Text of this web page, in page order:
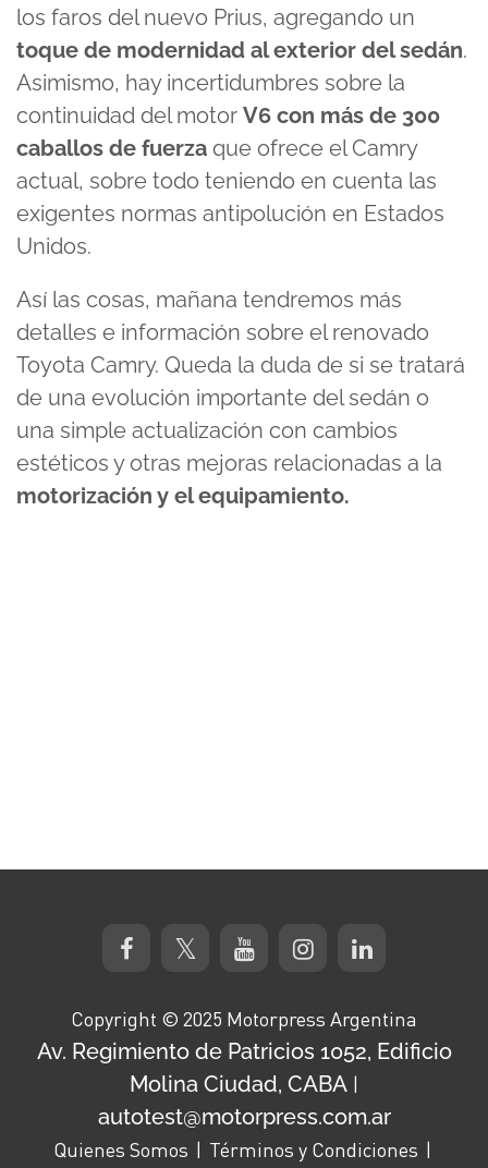
los faros del nuevo Prius, agregando un
toque de modernidad al exterior del sedán.
Asimismo, hay incertidumbres sobre la
continuidad del motor V6 con más de 300
caballos de fuerza que ofrece el Camry
actual, sobre todo teniendo en cuenta las
exigentes normas antipolución en Estados
Unidos.
Así las cosas, mañana tendremos más
detalles e información sobre el renovado
Toyota Camry. Queda la duda de si se tratará
de una evolución importante del sedán o
una simple actualización con cambios
estéticos y otras mejoras relacionadas a la
motorización y el equipamiento.
Copyright © 2025 Motorpress Argentina
Av. Regimiento de Patricios 1052, Edificio
Molina Ciudad, CABA |
autotest@motorpress.com.ar
Quienes Somos
Términos y Condiciones